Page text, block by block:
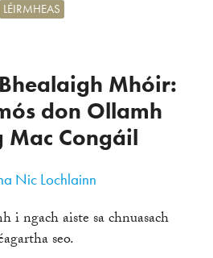
Mhóir:
don Ollamh
Mac Congáil
LÉIRMHEAS
Nic Lochlainn
i ngach aiste sa chnuasach
seo.